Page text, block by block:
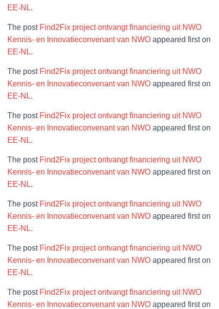
EE-NL.
The post Find2Fix project ontvangt financiering uit NWO
Kennis- en Innovatieconvenant van NWO appeared first on
EE-NL.
The post Find2Fix project ontvangt financiering uit NWO
Kennis- en Innovatieconvenant van NWO appeared first on
EE-NL.
The post Find2Fix project ontvangt financiering uit NWO
Kennis- en Innovatieconvenant van NWO appeared first on
EE-NL.
The post Find2Fix project ontvangt financiering uit NWO
Kennis- en Innovatieconvenant van NWO appeared first on
EE-NL.
The post Find2Fix project ontvangt financiering uit NWO
Kennis- en Innovatieconvenant van NWO appeared first on
EE-NL.
The post Find2Fix project ontvangt financiering uit NWO
Kennis- en Innovatieconvenant van NWO appeared first on
EE-NL.
The post Find2Fix project ontvangt financiering uit NWO
Kennis- en Innovatieconvenant van NWO appeared first on